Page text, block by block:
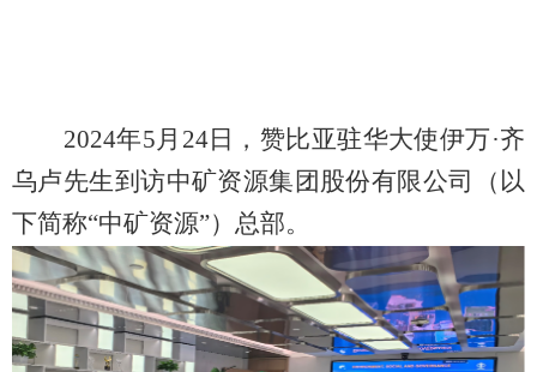
2024年5月24日，赞比亚驻华大使伊万·齐
乌卢先生到访中矿资源集团股份有限公司（以
下简称“中矿资源”）总部。